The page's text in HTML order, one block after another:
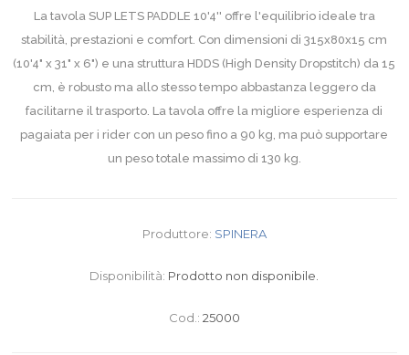
La tavola SUP LETS PADDLE 10'4'' offre l'equilibrio ideale tra
stabilità, prestazioni e comfort. Con dimensioni di 315x80x15 cm
(10'4" x 31" x 6") e una struttura HDDS (High Density Dropstitch) da 15
cm, è robusto ma allo stesso tempo abbastanza leggero da
facilitarne il trasporto. La tavola offre la migliore esperienza di
pagaiata per i rider con un peso fino a 90 kg, ma può supportare
un peso totale massimo di 130 kg.
Produttore: SPINERA
Disponibilità: Prodotto non disponibile.
Cod.: 25000